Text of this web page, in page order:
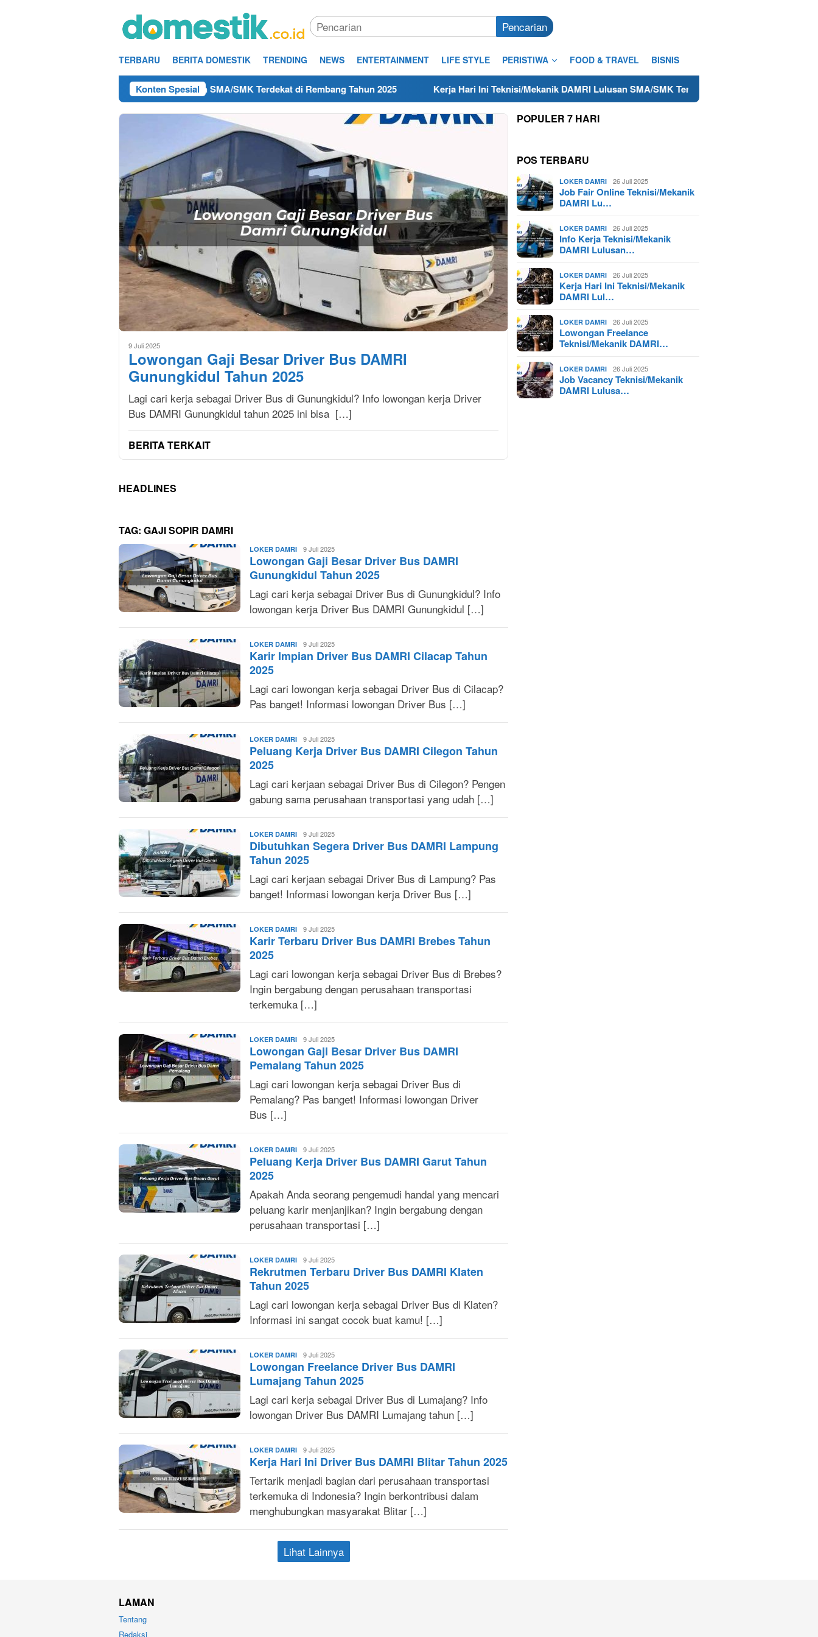
Pencarian
TERBARU BERITA DOMESTIK TRENDING NEWS ENTERTAINMENT LIFE STYLE PERISTIWA FOOD & TRAVEL BISNIS
Konten Spesial
Teknisi/Mekanik DAMRI Lulusan SMA/SMK Terdekat di Rembang Tahun 2025 Kerja Hari Ini Teknisi/Mekanik DAMRI Lulusan SMA/SMK Terdekat di Cilacap Tahun 2025
9 Juli 2025
Lowongan Gaji Besar Driver Bus DAMRI
Gunungkidul Tahun 2025
Lagi cari kerja sebagai Driver Bus di Gunungkidul? Info lowongan kerja Driver
Bus DAMRI Gunungkidul tahun 2025 ini bisa […]
BERITA TERKAIT
HEADLINES
TAG: GAJI SOPIR DAMRI
LOKER DAMRI Arkana
9 Juli 2025
Lowongan Gaji Besar Driver Bus DAMRI
Gunungkidul Tahun 2025
Lagi cari kerja sebagai Driver Bus di Gunungkidul? Info
lowongan kerja Driver Bus DAMRI Gunungkidul […]
LOKER DAMRI Lani
Nuraeni
9 Juli 2025
Karir Impian Driver Bus DAMRI Cilacap Tahun
2025
Lagi cari lowongan kerja sebagai Driver Bus di Cilacap?
Pas banget! Informasi lowongan Driver Bus […]
LOKER DAMRI Rizka
Utami
9 Juli 2025
Peluang Kerja Driver Bus DAMRI Cilegon Tahun
2025
Lagi cari kerjaan sebagai Driver Bus di Cilegon? Pengen
gabung sama perusahaan transportasi yang udah […]
LOKER DAMRI Riati
Sp
9 Juli 2025
Dibutuhkan Segera Driver Bus DAMRI Lampung
Tahun 2025
Lagi cari kerjaan sebagai Driver Bus di Lampung? Pas
banget! Informasi lowongan kerja Driver Bus […]
LOKER DAMRI Sonya
Ruri
9 Juli 2025
Karir Terbaru Driver Bus DAMRI Brebes Tahun
2025
Lagi cari lowongan kerja sebagai Driver Bus di Brebes?
Ingin bergabung dengan perusahaan transportasi
terkemuka […]
LOKER DAMRI Sonya
Ruri
9 Juli 2025
Lowongan Gaji Besar Driver Bus DAMRI
Pemalang Tahun 2025
Lagi cari lowongan kerja sebagai Driver Bus di
Pemalang? Pas banget! Informasi lowongan Driver
Bus […]
LOKER DAMRI Riati
Sp
9 Juli 2025
Peluang Kerja Driver Bus DAMRI Garut Tahun
2025
Apakah Anda seorang pengemudi handal yang mencari
peluang karir menjanjikan? Ingin bergabung dengan
perusahaan transportasi […]
LOKER DAMRI Elvira
9 Juli 2025
Rekrutmen Terbaru Driver Bus DAMRI Klaten
Tahun 2025
Lagi cari lowongan kerja sebagai Driver Bus di Klaten?
Informasi ini sangat cocok buat kamu! […]
LOKER DAMRI Rizka
Utami
9 Juli 2025
Lowongan Freelance Driver Bus DAMRI
Lumajang Tahun 2025
Lagi cari kerja sebagai Driver Bus di Lumajang? Info
lowongan Driver Bus DAMRI Lumajang tahun […]
LOKER DAMRI King
Arkana
9 Juli 2025
Kerja Hari Ini Driver Bus DAMRI Blitar Tahun 2025
Tertarik menjadi bagian dari perusahaan transportasi
terkemuka di Indonesia? Ingin berkontribusi dalam
menghubungkan masyarakat Blitar […]
Lihat Lainnya
POPULER 7 HARI
POS TERBARU
LOKER DAMRI 26 Juli 2025
Job Fair Online Teknisi/Mekanik
DAMRI Lu…
LOKER DAMRI 26 Juli 2025
Info Kerja Teknisi/Mekanik
DAMRI Lulusan…
LOKER DAMRI 26 Juli 2025
Kerja Hari Ini Teknisi/Mekanik
DAMRI Lul…
LOKER DAMRI 26 Juli 2025
Lowongan Freelance
Teknisi/Mekanik DAMRI…
LOKER DAMRI 26 Juli 2025
Job Vacancy Teknisi/Mekanik
DAMRI Lulusa…
LAMAN
Tentang
Redaksi